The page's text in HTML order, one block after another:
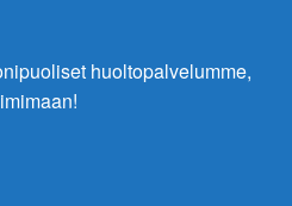
huoltopalvelumme,